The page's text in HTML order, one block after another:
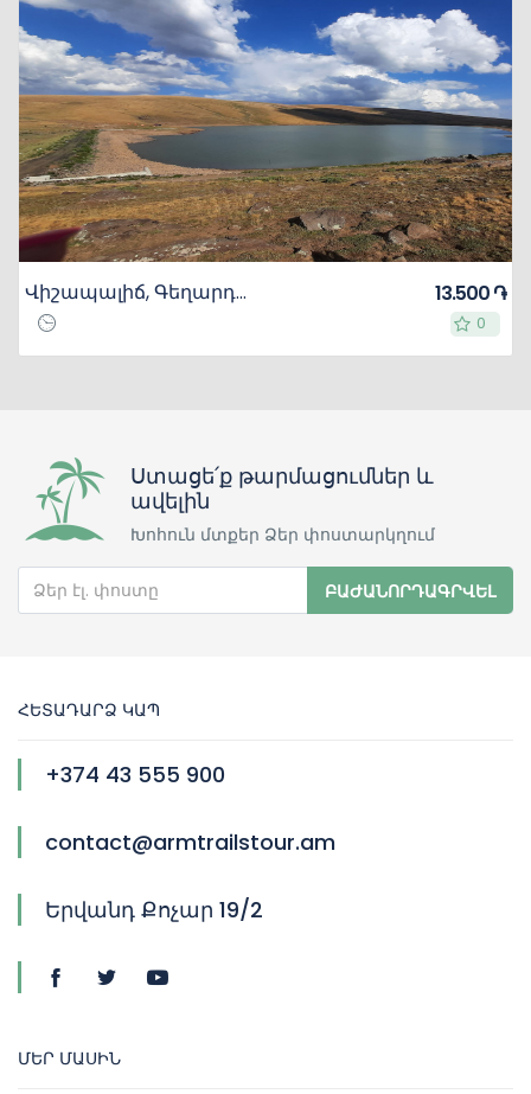
Վիշապալիճ, Գեղարդավանք, Չարենցի կամար
0
0
13.500 ֏
Ստացե՛ք թարմացումներ և
ավելին
Խոհուն մտքեր Ձեր փոստարկղում
ԲԱԺԱՆՈՐԴԱԳՐՎԵԼ
ՀԵՏԱԴԱՐՁ ԿԱՊ
+374 43 555 900
contact@armtrailstour.am
Երվանդ Քոչար 19/2
ՄԵՐ ՄԱՍԻՆ